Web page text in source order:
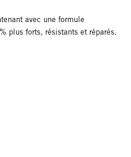
avec une formule
plus forts, résistants et réparés.